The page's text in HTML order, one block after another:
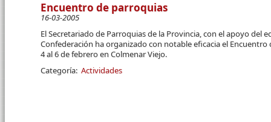
Encuentro de parroquias
16-03-2005
El Secretariado de Parroquias de la Provincia, con el apoyo del
Confederación ha organizado con notable eficacia el Encuentro
4 al 6 de febrero en Colmenar Viejo.
Categoría: Actividades